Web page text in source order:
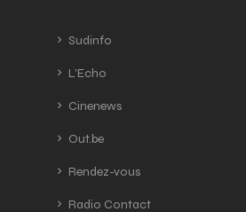
Sudinfo
L'Echo
Cinenews
Out.be
Rendez-vous
Radio Contact